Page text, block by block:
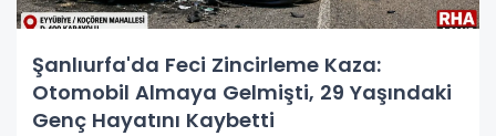
Şanlıurfa'da Feci Zincirleme Kaza:
Otomobil Almaya Gelmişti, 29 Yaşındaki
Genç Hayatını Kaybetti